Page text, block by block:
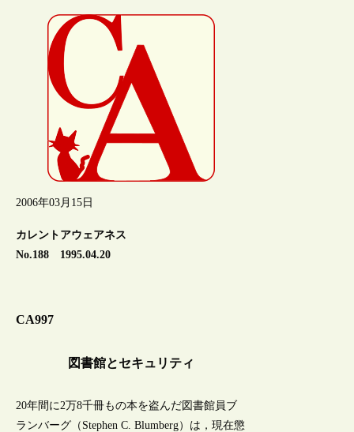
2006年03月15日
カレントアウェアネス
No.188 1995.04.20
CA997
図書館とセキュリティ
20年間に2万8千冊もの本を盗んだ図書館員ブ
ランバーグ（Stephen C. Blumberg）は，現在懲